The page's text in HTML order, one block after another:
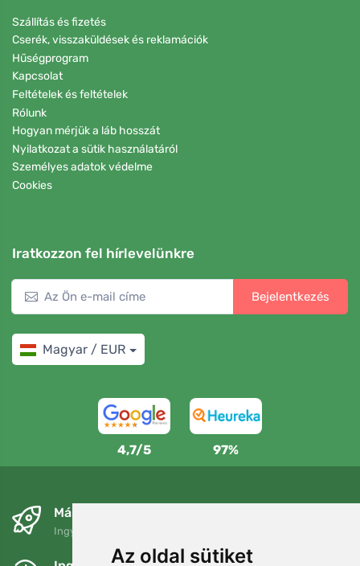
Az oldal sütiket
Szállítás és fizetés
Cserék, visszaküldések és reklamációk
Hűségprogram
Kapcsolat
Feltételek és feltételek
Rólunk
Hogyan mérjük a láb hosszát
Nyilatkozat a sütik használatáról
Személyes adatok védelme
Cookies
Iratkozzon fel hírlevelünkre
Bejelentkezés
Magyar / EUR
4,7/5 97%
Másnapra és ingyenesen
Ingyenes szállítás a következő összeg felett: 80 EUR